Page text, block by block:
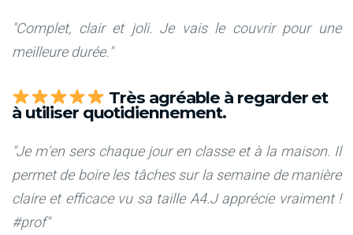
"Complet, clair et joli. Je vais le couvrir pour une
meilleure durée."
Très agréable à regarder et
à utiliser quotidiennement.
"Je m'en sers chaque jour en classe et à la maison. Il
permet de boire les tâches sur la semaine de manière
claire et efficace vu sa taille A4.J apprécie vraiment !
#prof"